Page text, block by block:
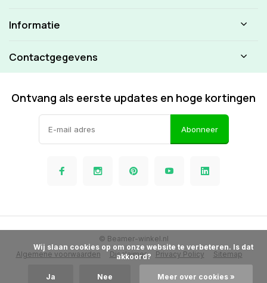
Informatie
Contactgegevens
Ontvang als eerste updates en hoge kortingen
Abonneer
Algemene voorwaarden Disclaimer Privacy Policy Sitemap
© Beamer-winkel.nl
akkoord?
Ja Nee Meer over cookies »